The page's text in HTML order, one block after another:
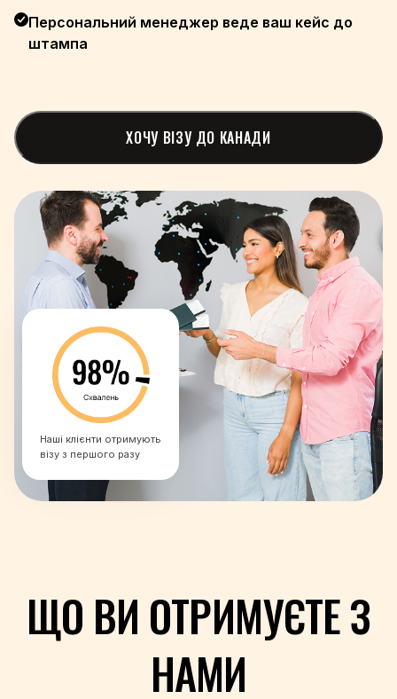
+227
+680
+507
+675
+595
+51
+63
+974
+40
+7
+250
+1-869
+1-758
+685
+381
+248
Персональний менеджер веде ваш кейс до
штампа
ХОЧУ ВІЗУ ДО КАНАДИ
Наші клієнти отримують
візу з першого разу
ЩО ВИ ОТРИМУЄТЕ З
НАМИ